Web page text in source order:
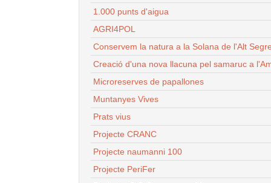
1.000 punts d'aigua
AGRI4POL
Conservem la natura a la Solana de l'Alt
Creació d'una nova llacuna pel samaruc a
Microreserves de papallones
Muntanyes Vives
Prats vius
Projecte CRANC
Projecte naumanni 100
Projecte PeriFer